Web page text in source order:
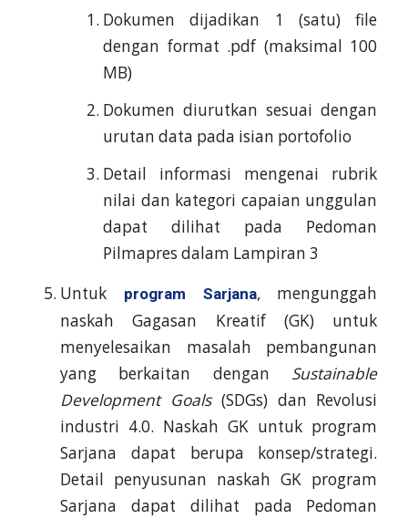
Dokumen dijadikan 1 (satu) file
dengan format .pdf (maksimal 100
MB)
Dokumen diurutkan sesuai dengan
urutan data pada isian portofolio
Detail informasi mengenai rubrik
nilai dan kategori capaian unggulan
dapat dilihat pada Pedoman
Pilmapres dalam Lampiran 3
Untuk
program Sarjana, mengunggah
naskah Gagasan Kreatif (GK) untuk
menyelesaikan masalah pembangunan
yang berkaitan dengan Sustainable
Development Goals (SDGs) dan Revolusi
industri 4.0. Naskah GK untuk program
Sarjana dapat berupa konsep/strategi.
Detail penyusunan naskah GK program
Sarjana dapat dilihat pada Pedoman